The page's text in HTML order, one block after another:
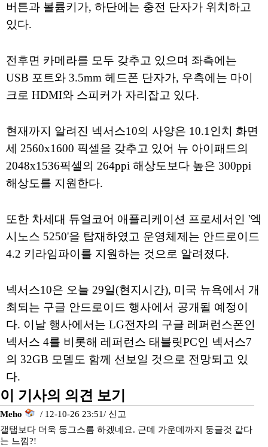
버튼과 볼륨키가, 하단에는 충전 단자가 위치하고
있다.
전후면 카메라를 모두 갖추고 있으며 좌측에는
USB 포트와 3.5mm 헤드폰 단자가, 우측에는 마이
크로 HDMI와 스피커가 자리잡고 있다.
현재까지 알려진 넥서스10의 사양은 10.1인치 화면
세 2560x1600 픽셀을 갖추고 있어 뉴 아이패드의
2048x1536픽셀의 264ppi 해상도보다 높은 300ppi
해상도를 지원한다.
또한 차세대 듀얼코어 애플리케이션 프로세서인 '엑
시노스 5250'을 탑재하였고 운영체제는 안드로이드
4.2 키라임파이를 지원하는 것으로 알려졌다.
넥서스10은 오늘 29일(현지시간), 미국 뉴욕에서 개
최되는 구글 안드로이드 행사에서 공개될 예정이
다. 이날 행사에서는 LG전자의 구글 레퍼런스폰인
넥서스 4를 비롯해 레퍼런스 태블릿PC인 넥서스7
의 32GB 모델도 함께 선보일 것으로 전망되고 있
다.
이 기사의 의견 보기
Meho / 12-10-26 23:51/ 신고
갤탭보다 더욱 둥그스름 하겠네요. 근데 가운데까지 둥글것 같다
는 느낌?!